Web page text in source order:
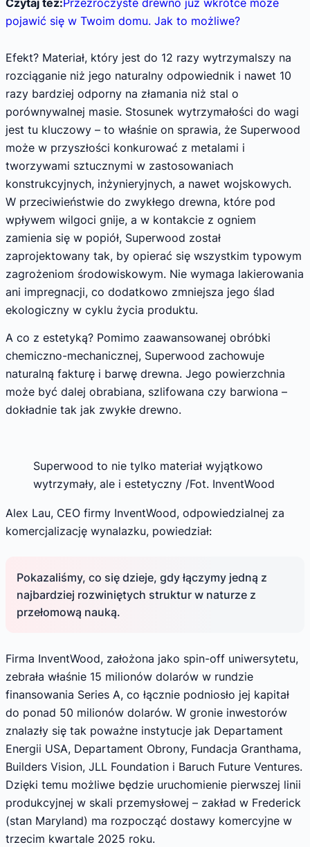
pojawić się w Twoim domu. Jak to możliwe?
Efekt? Materiał, który jest do 12 razy wytrzymalszy na
rozciąganie niż jego naturalny odpowiednik i nawet 10
razy bardziej odporny na złamania niż stal o
porównywalnej masie. Stosunek wytrzymałości do wagi
jest tu kluczowy – to właśnie on sprawia, że Superwood
może w przyszłości konkurować z metalami i
tworzywami sztucznymi w zastosowaniach
konstrukcyjnych, inżynieryjnych, a nawet wojskowych.
W przeciwieństwie do zwykłego drewna, które pod
wpływem wilgoci gnije, a w kontakcie z ogniem
zamienia się w popiół, Superwood został
zaprojektowany tak, by opierać się wszystkim typowym
zagrożeniom środowiskowym. Nie wymaga lakierowania
ani impregnacji, co dodatkowo zmniejsza jego ślad
ekologiczny w cyklu życia produktu.
A co z estetyką? Pomimo zaawansowanej obróbki
chemiczno-mechanicznej, Superwood zachowuje
naturalną fakturę i barwę drewna. Jego powierzchnia
może być dalej obrabiana, szlifowana czy barwiona –
dokładnie tak jak zwykłe drewno.
Superwood to nie tylko materiał wyjątkowo
wytrzymały, ale i estetyczny /Fot. InventWood
Alex Lau, CEO firmy InventWood, odpowiedzialnej za
komercjalizację wynalazku, powiedział:
Pokazaliśmy, co się dzieje, gdy łączymy jedną z
najbardziej rozwiniętych struktur w naturze z
przełomową nauką.
Firma InventWood, założona jako spin-off uniwersytetu,
zebrała właśnie 15 milionów dolarów w rundzie
finansowania Series A, co łącznie podniosło jej kapitał
do ponad 50 milionów dolarów. W gronie inwestorów
znalazły się tak poważne instytucje jak Departament
Energii USA, Departament Obrony, Fundacja Granthama,
Builders Vision, JLL Foundation i Baruch Future Ventures.
Dzięki temu możliwe będzie uruchomienie pierwszej linii
produkcyjnej w skali przemysłowej – zakład w Frederick
(stan Maryland) ma rozpocząć dostawy komercyjne w
trzecim kwartale 2025 roku.